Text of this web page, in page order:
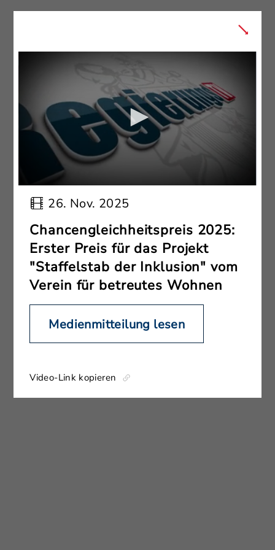
26. Nov. 2025
Chancengleichheitspreis 2025:
Erster Preis für das Projekt
"Staffelstab der Inklusion" vom
Verein für betreutes Wohnen
Medienmitteilung lesen
Video-Link kopieren